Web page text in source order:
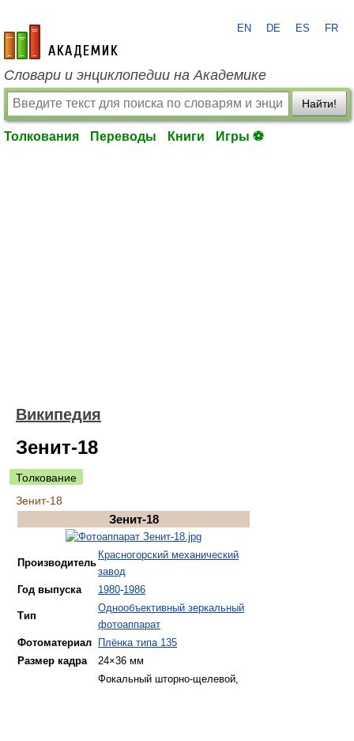
academic.ru
EN DE ES FR
Словари и энциклопедии на Академике
Найти!
Толкования Переводы Книги Игры ⚽
Википедия
Зенит-18
Толкование
Зенит-18
Зенит-18
Производитель
Красногорский механический
завод
Год выпуска
1980-1986
Тип
Однообъективный зеркальный
фотоаппарат
Фотоматериал
Плёнка типа 135
Размер кадра
24×36 мм
Фокальный шторно-щелевой,